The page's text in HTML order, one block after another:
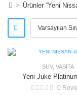
> Ürünler “Yeni
SUV, VASITA
Yeni Juke
0